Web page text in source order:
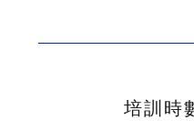
培訓時